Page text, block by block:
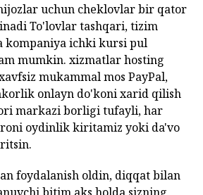
uchun cheklovlar bir qator
To'lovlar tashqari, tizim
kompaniya ichki kursi pul
mumkin. xizmatlar hosting
mukammal mos PayPal,
onlayn do'koni xarid qilish
markazi borligi tufayli, har
oydinlik kiritamiz yoki da'vo
foydalanish oldin, diqqat bilan